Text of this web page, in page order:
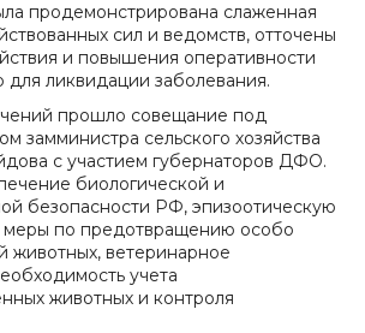
продемонстрирована слаженная
сил и ведомств, отточены
и повышения оперативности
ликвидации заболевания.
прошло совещание под
замминистра сельского хозяйства
с участием губернаторов ДФО.
биологической и
безопасности РФ, эпизоотическую
по предотвращению особо
животных, ветеринарное
учета
животных и контроля